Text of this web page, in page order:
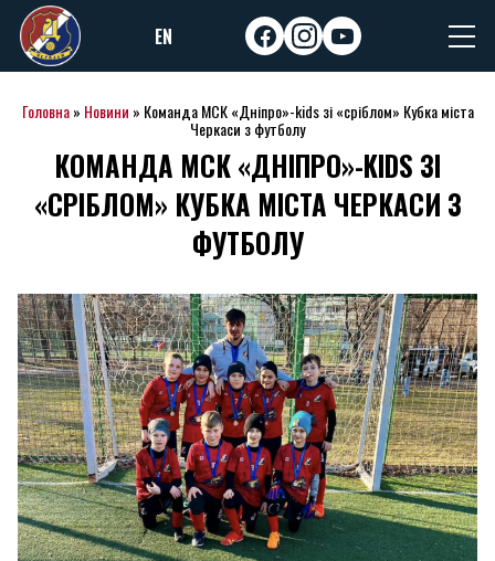
Skip
to
content
EN facebookinstagram
youtube
Головна» Новини » Команда МСК «Дніпро»-kids зі «сріблом» Кубка міста
Черкаси з футболу
КОМАНДА МСК «ДНІПРО»-KIDS ЗІ
«СРІБЛОМ» КУБКА МІСТА ЧЕРКАСИ З
ФУТБОЛУ